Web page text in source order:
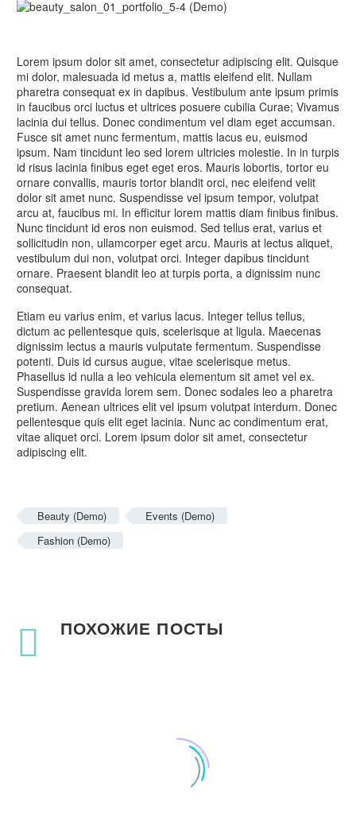
Lorem ipsum dolor sit amet, consectetur adipiscing elit. Quisque
mi dolor, malesuada id metus a, mattis eleifend elit. Nullam
pharetra consequat ex in dapibus. Vestibulum ante ipsum primis
in faucibus orci luctus et ultrices posuere cubilia Curae; Vivamus
lacinia dui tellus. Donec condimentum vel diam eget accumsan.
Fusce sit amet nunc fermentum, mattis lacus eu, euismod
ipsum. Nam tincidunt leo sed lorem ultricies molestie. In in turpis
id risus lacinia finibus eget eget eros. Mauris lobortis, tortor eu
ornare convallis, mauris tortor blandit orci, nec eleifend velit
dolor sit amet nunc. Suspendisse vel ipsum tempor, volutpat
arcu at, faucibus mi. In efficitur lorem mattis diam finibus finibus.
Nunc tincidunt id eros non euismod. Sed tellus erat, varius et
sollicitudin non, ullamcorper eget arcu. Mauris at lectus aliquet,
vestibulum dui non, volutpat orci. Integer dapibus tincidunt
ornare. Praesent blandit leo at turpis porta, a dignissim nunc
consequat.
Etiam eu varius enim, et varius lacus. Integer tellus tellus,
dictum ac pellentesque quis, scelerisque at ligula. Maecenas
dignissim lectus a mauris vulputate fermentum. Suspendisse
potenti. Duis id cursus augue, vitae scelerisque metus.
Phasellus id nulla a leo vehicula elementum sit amet vel ex.
Suspendisse gravida lorem sem. Donec sodales leo a pharetra
pretium. Aenean ultrices elit vel ipsum volutpat interdum. Donec
pellentesque quis elit eget lacinia. Nunc ac condimentum erat,
vitae aliquet orci. Lorem ipsum dolor sit amet, consectetur
adipiscing elit.
Beauty (Demo)
Events (Demo)
Fashion (Demo)
ПОХОЖИЕ ПОСТЫ